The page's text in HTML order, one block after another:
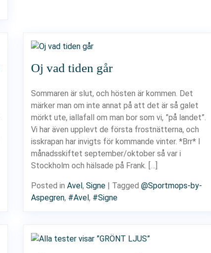
Oj vad tiden går
Sommaren är slut, och hösten är kommen. Det
märker man om inte annat på att det är så galet
mörkt ute, iallafall om man bor som vi, ”på landet”.
Vi har även upplevt de första frostnätterna, och
isskrapan har invigts för kommande vinter. *Brr* I
månadsskiftet september/oktober så var i
Stockholm och hälsade på Frank. […]
Posted in Avel , Signe| Tagged @Sportmops-by-
Aspegren, #Avel , #Signe